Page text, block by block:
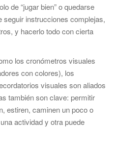
de “jugar bien” o quedarse
seguir instrucciones complejas,
y hacerlo todo con cierta
los cronómetros visuales
con colores), los
visuales son aliados
también son clave: permitir
estiren, caminen un poco o
actividad y otra puede